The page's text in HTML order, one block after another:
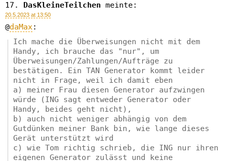
DasKleineTeilchen meinte:
20.5.2023 at 13:50
@daMax:
Ich mache die Überweisungen nicht mit dem
Handy, ich brauche das "nur", um
Überweisungen/Zahlungen/Aufträge zu
bestätigen. Ein TAN Generator kommt leider
nicht in Frage, weil ich damit eben
a) meiner Frau diesen Generator aufzwingen
würde (ING sagt entweder Generator oder
Handy, beides geht nicht),
b) auch nicht weniger abhängig von dem
Gutdünken meiner Bank bin, wie lange dieses
Gerät unterstützt wird
c) wie Tom richtig schrieb, die ING nur ihren
eigenen Generator zulässt und keine